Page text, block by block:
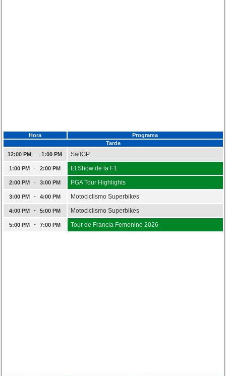
Hora
Programa
Tarde
12:00 PM
- 1:00 PM SailGP
1:00 PM - 2:00 PM El Show de la F1
2:00 PM - 3:00 PM PGA Tour Highlights
3:00 PM - 4:00 PM Motociclismo Superbikes
4:00 PM - 5:00 PM Motociclismo Superbikes
5:00 PM - 7:00 PM Tour de Francia Femenino 2026